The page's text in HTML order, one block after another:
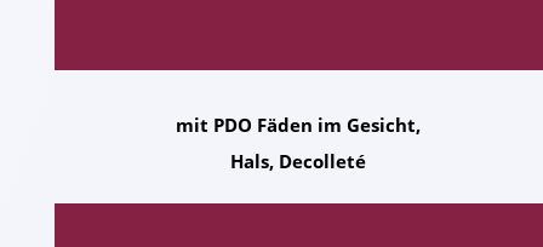
mit PDO Fäden im Gesicht,
Hals, Decolleté